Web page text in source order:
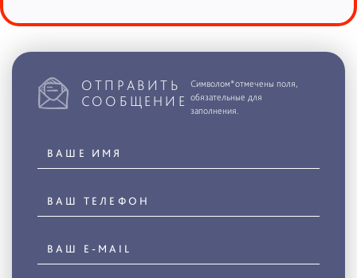
ОТПРАВИТЬ
СООБЩЕНИЕ
Символом*отмечены поля,
обязательные для
заполнения.